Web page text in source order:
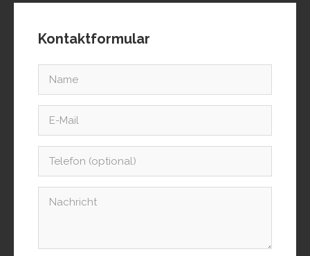
Kontaktformular